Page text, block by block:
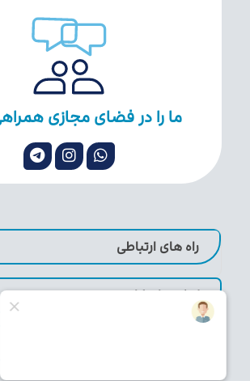
ما را در فضای مجازی
راه های ارتباطی
لینک های کاربردی